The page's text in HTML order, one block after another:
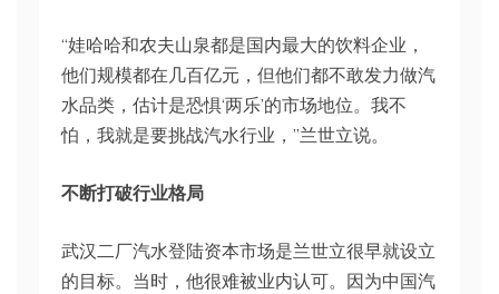
“娃哈哈和农夫山泉都是国内最大的饮料企业，
他们规模都在几百亿元，但他们都不敢发力做汽
水品类，估计是恐惧‘两乐’的市场地位。我不
怕，我就是要挑战汽水行业，”兰世立说。
不断打破行业格局
武汉二厂汽水登陆资本市场是兰世立很早就设立
的目标。当时，他很难被业内认可。因为中国汽